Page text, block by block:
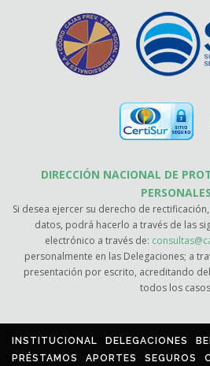
DIRECCIÓN NACIONAL DE
PERSONALES
Si desea ejercer su derecho de
datos, podrá hacerlo a través de las
electrónico a través de:
personalmente en las Delegaciones; a
presentación por escrito, acreditando
todos los
INSTITUCIONAL DELEGACIONES
PRÉSTAMOS
APORTES SEGUROS